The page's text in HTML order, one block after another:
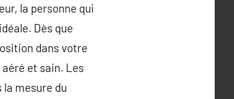
la personne qui
Dès que
dans votre
et sain. Les
la mesure du